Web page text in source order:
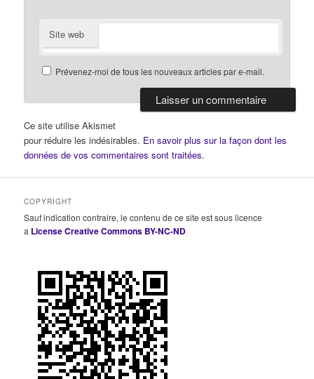
Site web
Prévenez-moi de tous les nouveaux articles par e-mail.
Ce site utilise Akismet
pour réduire les indésirables. En savoir plus sur la façon dont les
données de vos commentaires sont traitées.
COPYRIGHT
Sauf indication contraire, le contenu de ce site est sous licence
a License Creative Commons BY-NC-ND